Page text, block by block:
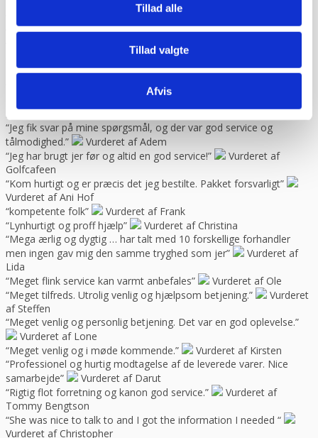
Tillad alle
Tillad valgte
Afvis
“Hurtig og god service”
Vurderet af Build consult Ivs
“Hvis I giver mig links til alle steder, hvor jeg kan rose jer til
skyerne, så skal jeg med fornøjelse skrive niget”
Karl
“Jeg blev ikke presset til noget, men fik nogle seriøse svar på mine
selskabslokaler
“Jeg fik svar på mine spørgsmål, og der var god service og
tålmodighed.”
Vurderet af Adem
“Jeg har brugt jer før og altid en god service!”
Vurderet af
Golfcafeen
“Kom hurtigt og er præcis det jeg bestilte. Pakket forsvarligt”
Vurderet af Ani Hof
“kompetente folk”
Vurderet af Frank
“Lynhurtigt og proff hjælp”
Vurderet af Christina
“Mega ærlig og dygtig … har talt med 10 forskellige forhandler
men ingen gav mig den samme tryghed som jer”
Vurderet af
Lida
“Meget flink service kan varmt anbefales”
Vurderet af Ole
“Meget tilfreds. Utrolig venlig og hjælpsom betjening.”
Vurderet
af Steffen
“Meget venlig og personlig betjening. Det var en god oplevelse.”
Vurderet af Lone
“Meget venlig og i møde kommende.”
Vurderet af Kirsten
“Professionel og hurtig modtagelse af de leverede varer. Nice
samarbejde”
Vurderet af Darut
“Rigtig flot forretning og kanon god service.”
Vurderet af
Tommy Bengtson
“She was nice to talk to and I got the information I needed “
Vurderet af Christopher